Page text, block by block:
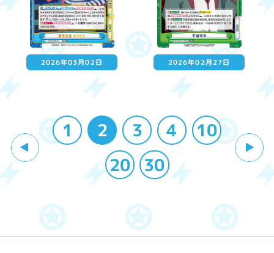
2026年03月02日 2026年02月27日
1 2 3 4
10
20
30